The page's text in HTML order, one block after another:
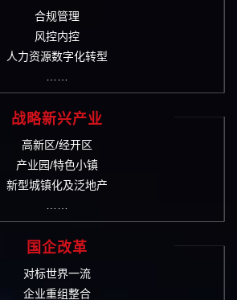
合规管理
风控内控
人力资源数字化转型
……
战略新兴产业
高新区/经开区
产业园/特色小镇
新型城镇化及泛地产
……
国企改革
对标世界一流
企业重组整合